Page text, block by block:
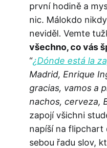
první hodině a
nic. Málokdo
neviděl. Vemte
všechno, co vás
“¿Dónde está la
Madrid, Enrique
gracias, vamos a
nachos, cerveza,
zapojí všichni
napíší na flipchart
sebou řadu slov,